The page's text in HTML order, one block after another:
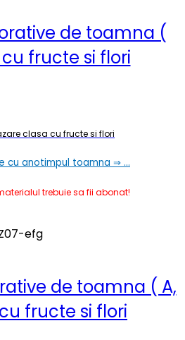
de toamna (
cu fructe si flori
clasa cu fructe si flori
cu anotimpul toamna ⇒ …
trebuie sa fii abonat!
efg
de toamna ( A,
fructe si flori